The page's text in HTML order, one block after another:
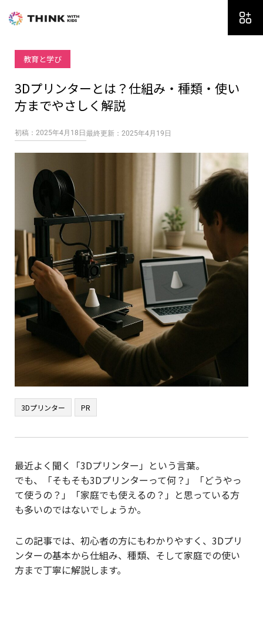
教育と学び
3Dプリンターとは？仕組み・種類・使い
方までやさしく解説
初稿：2025年4月18日 最終更新：2025年4月19日
3Dプリンター PR
最近よく聞く「3Dプリンター」という言葉。
でも、「そもそも3Dプリンターって何？」「どうやっ
て使うの？」「家庭でも使えるの？」と思っている方
も多いのではないでしょうか。
この記事では、初心者の方にもわかりやすく、3Dプリ
ンターの基本から仕組み、種類、そして家庭での使い
方まで丁寧に解説します。